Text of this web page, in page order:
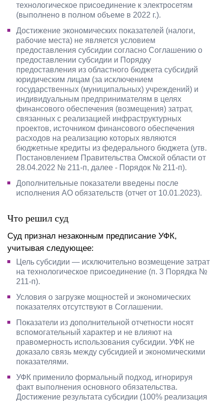
технологическое присоединение к электросетям
(выполнено в полном объеме в 2022 г.).
Достижение экономических показателей (налоги,
рабочие места) не является условием
предоставления субсидии согласно Соглашению о
предоставлении субсидии и Порядку
предоставления из областного бюджета субсидий
юридическим лицам (за исключением
государственных (муниципальных) учреждений) и
индивидуальным предпринимателям в целях
финансового обеспечения (возмещения) затрат,
связанных с реализацией инфраструктурных
проектов, источником финансового обеспечения
расходов на реализацию которых являются
бюджетные кредиты из федерального бюджета (утв.
Постановлением Правительства Омской области от
28.04.2022 № 211-п, далее - Порядок № 211-п).
Дополнительные показатели введены после
исполнения АО обязательств (отчет от 10.01.2023).
Что решил суд
Суд признал незаконным предписание УФК,
учитывая следующее:
Цель субсидии — исключительно возмещение затрат
на технологическое присоединение (п. 3 Порядка №
211-п).
Условия о загрузке мощностей и экономических
показателях отсутствуют в Соглашении.
Показатели из дополнительной отчетности носят
вспомогательный характер и не влияют на
правомерность использования субсидии. УФК не
доказало связь между субсидией и экономическими
показателями.
УФК применило формальный подход, игнорируя
факт выполнения основного обязательства.
Достижение результата субсидии (100% реализация